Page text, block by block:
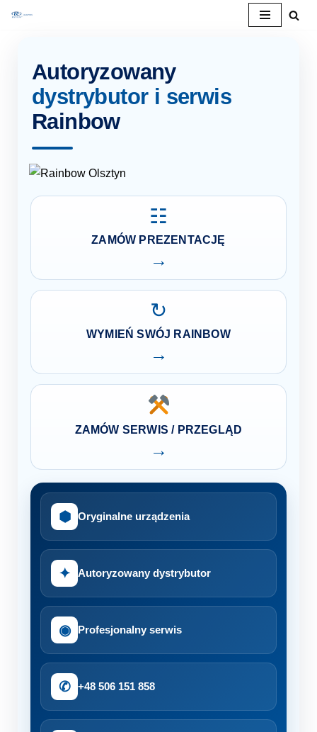
treściAutoryzowany
dystrybutor i serwis
Rainbow
☷
ZAMÓW PREZENTACJĘ
→
↻
WYMIEŃ SWÓJ RAINBOW
→
ZAMÓW SERWIS / PRZEGLĄD
→
⬢ Oryginalne urządzenia
✦ Autoryzowany dystrybutor
◉ Profesjonalny serwis
✆ +48 506 151 858